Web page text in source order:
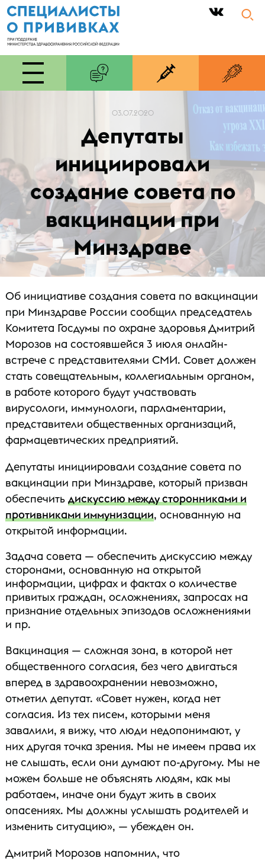
|
03.07.2020
Депутаты
инициировали
создание совета по
вакцинации при
Минздраве
Об инициативе создания совета по вакцинации
при Минздраве России сообщил председатель
Комитета Госдумы по охране здоровья Дмитрий
Морозов на состоявшейся 3 июля онлайн-
встрече с представителями СМИ. Совет должен
стать совещательным, коллегиальным органом,
в работе которого будут участвовать
вирусологи, иммунологи, парламентарии,
представители общественных организаций,
фармацевтических предприятий.
Депутаты инициировали создание совета по
вакцинации при Минздраве, который призван
обеспечить дискуссию между сторонниками и
противниками иммунизации, основанную на
открытой информации.
Задача совета — обеспечить дискуссию между
сторонами, основанную на открытой
информации, цифрах и фактах о количестве
привитых граждан, осложнениях, запросах на
признание отдельных эпизодов осложнениями
и пр.
Вакцинация — сложная зона, в которой нет
общественного согласия, без чего двигаться
вперед в здравоохранении невозможно,
отметил депутат. «Совет нужен, когда нет
согласия. Из тех писем, которыми меня
завалили, я вижу, что люди недопонимают, у
них другая точка зрения. Мы не имеем права их
не слышать, если они думают по-другому. Мы не
можем больше не объяснять людям, как мы
работаем, иначе они будут жить в своих
опасениях. Мы должны услышать родителей и
изменить ситуацию», — убежден он.
Дмитрий Морозов напомнил, что